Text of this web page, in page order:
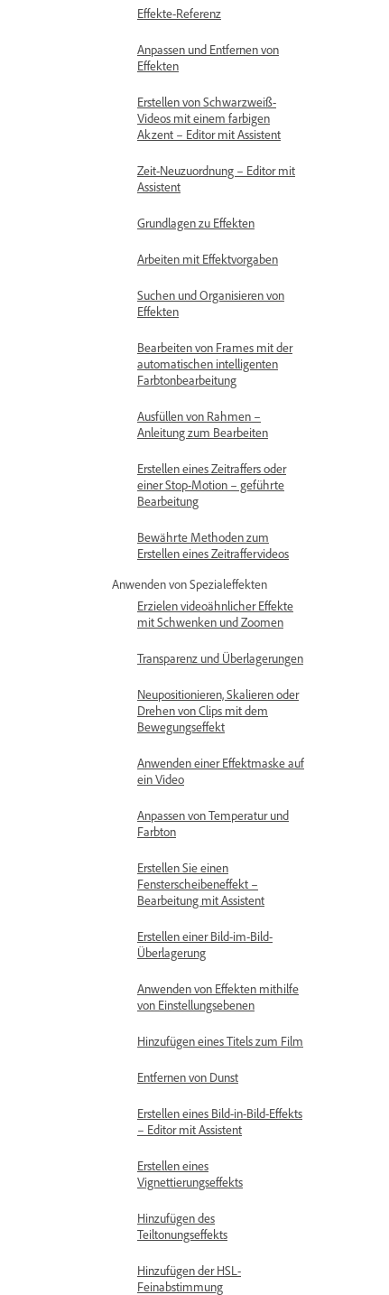
Effekte-Referenz
Anpassen und Entfernen von
Effekten
Erstellen von Schwarzweiß-
Videos mit einem farbigen
Akzent – Editor mit Assistent
Zeit-Neuzuordnung – Editor mit
Assistent
Grundlagen zu Effekten
Arbeiten mit Effektvorgaben
Suchen und Organisieren von
Effekten
Bearbeiten von Frames mit der
automatischen intelligenten
Farbtonbearbeitung
Ausfüllen von Rahmen –
Anleitung zum Bearbeiten
Erstellen eines Zeitraffers oder
einer Stop-Motion – geführte
Bearbeitung
Bewährte Methoden zum
Erstellen eines Zeitraffervideos
Anwenden von Spezialeffekten
Erzielen videoähnlicher Effekte
mit Schwenken und Zoomen
Transparenz und Überlagerungen
Neupositionieren, Skalieren oder
Drehen von Clips mit dem
Bewegungseffekt
Anwenden einer Effektmaske auf
ein Video
Anpassen von Temperatur und
Farbton
Erstellen Sie einen
Fensterscheibeneffekt –
Bearbeitung mit Assistent
Erstellen einer Bild-im-Bild-
Überlagerung
Anwenden von Effekten mithilfe
von Einstellungsebenen
Hinzufügen eines Titels zum Film
Entfernen von Dunst
Erstellen eines Bild-in-Bild-Effekts
– Editor mit Assistent
Erstellen eines
Vignettierungseffekts
Hinzufügen des
Teiltonungseffekts
Hinzufügen der HSL-
Feinabstimmung